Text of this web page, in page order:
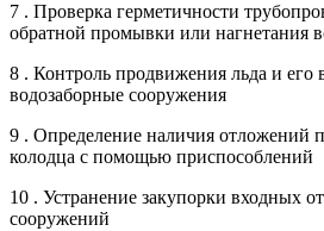
7 . Проверка герметичности
обратной промывки или нагнетания
8 . Контроль продвижения льда и его
водозаборные сооружения
9 . Определение наличия отложений
колодца с помощью приспособлений
10 . Устранение закупорки входных
сооружений